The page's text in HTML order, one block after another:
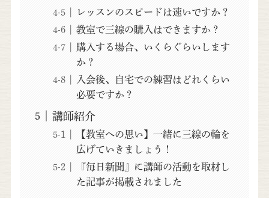
レッスンのスピードは速いですか？
教室で三線の購入はできますか？
購入する場合、いくらぐらいします
か？
入会後、自宅での練習はどれくらい
必要ですか？
講師紹介
【教室への思い】一緒に三線の輪を
広げていきましょう！
『毎日新聞』に講師の活動を取材し
た記事が掲載されました